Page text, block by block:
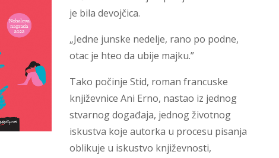
je bila devojčica.
„Jedne junske nedelje, rano po podne,
otac je hteo da ubije majku.”
Tako počinje Stid, roman francuske
književnice Ani Erno, nastao iz jednog
stvarnog događaja, jednog životnog
iskustva koje autorka u procesu pisanja
oblikuje u iskustvo književnosti,